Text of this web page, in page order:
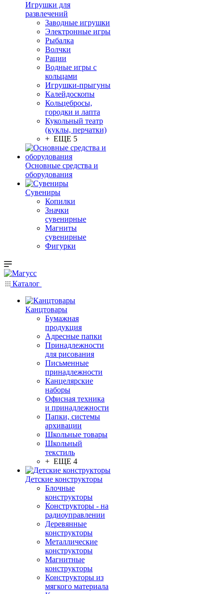
Игрушки для
развлечений
Заводные игрушки
Электронные игры
Рыбалка
Волчки
Рации
Водные игры с
кольцами
Игрушки-прыгуны
Калейдоскопы
Кольцебросы,
городки и лапта
Кукольный театр
(куклы, перчатки)
+ ЕЩЕ 5
Основные средства и
оборудования
Сувениры
Копилки
Значки
сувенирные
Магниты
сувенирные
Фигурки
Каталог
Канцтовары
Бумажная
продукция
Адресные папки
Принадлежности
для рисования
Письменные
принадлежности
Канцелярские
наборы
Офисная техника
и принадлежности
Папки, системы
архивации
Школьные товары
Школьный
текстиль
+ ЕЩЕ 4
Детские конструкторы
Блочные
конструкторы
Конструкторы - на
радиоуправлении
Деревянные
конструкторы
Металлические
конструкторы
Магнитные
конструкторы
Конструкторы из
мягкого материала